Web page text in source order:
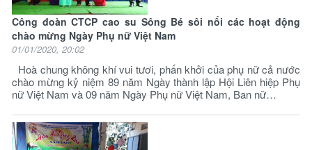
Công đoàn CTCP cao su Sông Bé sôi nổi các hoạt động
chào mừng Ngày Phụ nữ Việt Nam
01/01/2020, 20:02
Hoà chung không khí vui tươi, phấn khởi của phụ nữ cả nước
chào mừng kỷ niệm 89 năm Ngày thành lập Hội Liên hiệp Phụ
nữ Việt Nam và 09 năm Ngày Phụ nữ Việt Nam, Ban nữ…